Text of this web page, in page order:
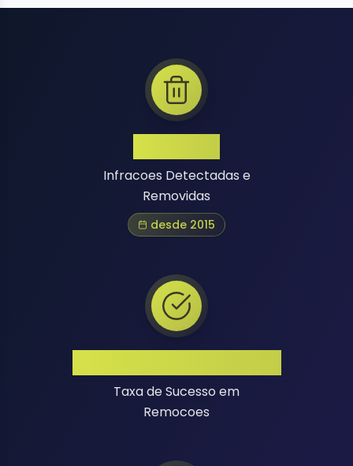
Infracoes Detectadas e
Removidas
desde 2015
Taxa de Sucesso em
Remocoes